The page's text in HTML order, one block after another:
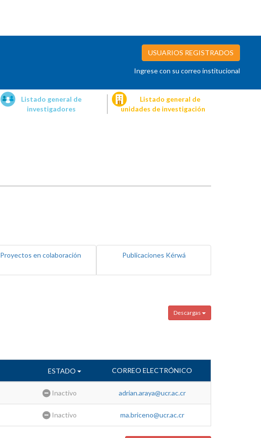
USUARIOS REGISTRADOS
Ingrese con su correo institucional
Listado general de
investigadores
Listado general de
unidades de investigación
Proyectos en colaboración Publicaciones Kérwá
Descargas
ESTADO CORREO ELECTRÓNICO
Inactivo adrian.araya@ucr.ac.cr
Inactivo ma.briceno@ucr.ac.cr